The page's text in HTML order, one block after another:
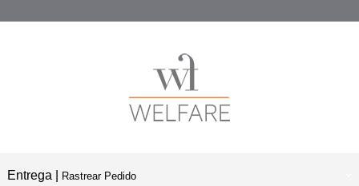
Entrega | Rastrear Pedido